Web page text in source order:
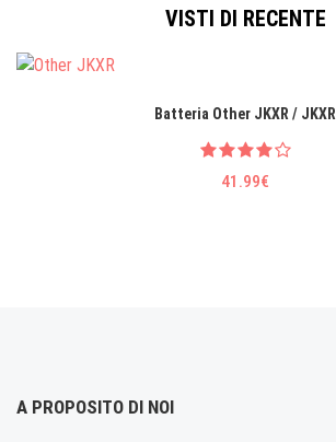
VISTI DI RECENTE
Batteria Other JKXR / JKXR
41.99€
A PROPOSITO DI NOI